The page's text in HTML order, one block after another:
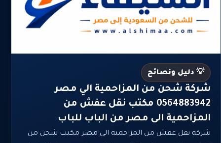
💡 دليل ونصائح
شركة شحن من المزاحمية الي مصر
0564883942 مكتب نقل عفش من
المزاحمية الى مصر من الباب للباب
شركة نقل عفش من المزاحمية الى مصر مكتب شحن من